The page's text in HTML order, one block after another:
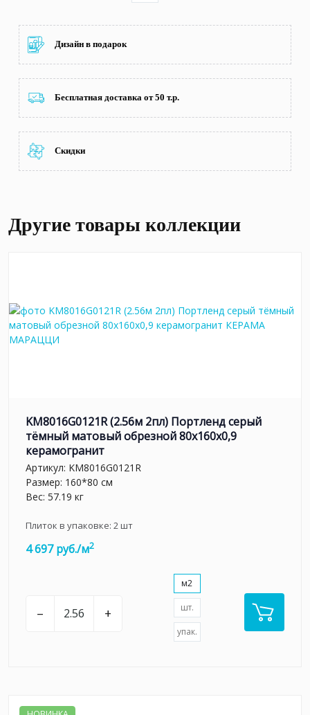
Дизайн в подарок
Бесплатная доставка от 50 т.р.
Скидки
Другие товары коллекции
KM8016G0121R (2.56м 2пл) Портленд серый
тёмный матовый обрезной 80x160x0,9
керамогранит
Артикул: KM8016G0121R
Размер: 160*80 см
Вес: 57.19 кг
Плиток в упаковке: 2шт
4 697 руб./м2
– +
м2
шт.
упак.